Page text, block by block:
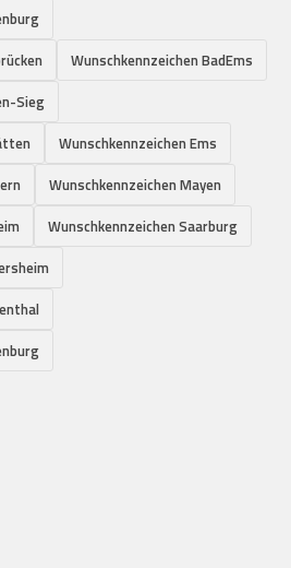
Wunschkennzeichen BadEms
Sieg
Wunschkennzeichen Ems
Wunschkennzeichen Mayen
Wunschkennzeichen Saarburg